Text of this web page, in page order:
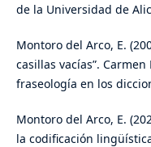
de la Universidad de
Montoro del Arco, E.
casillas vacías”.
fraseología en los
Montoro del Arco, E.
la codificación